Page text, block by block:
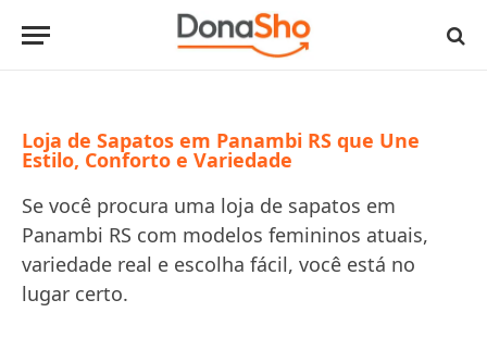
Loja de Sapatos em Panambi RS que Une
Estilo, Conforto e Variedade
Se você procura uma loja de sapatos em
Panambi RS com modelos femininos atuais,
variedade real e escolha fácil, você está no
lugar certo.